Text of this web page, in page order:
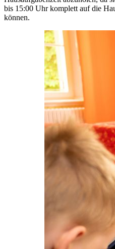
bis 15:00 Uhr komplett auf die
können.